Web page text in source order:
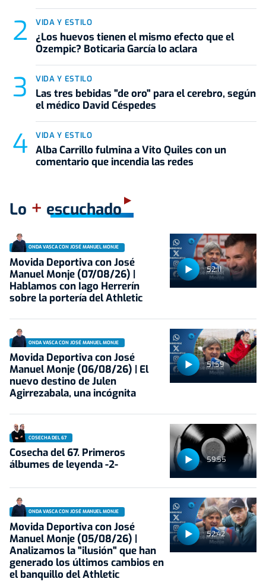
VIDA Y ESTILO
¿Los huevos tienen el mismo efecto que el
Ozempic? Boticaria García lo aclara
VIDA Y ESTILO
Las tres bebidas "de oro" para el cerebro, según
el médico David Céspedes
VIDA Y ESTILO
Alba Carrillo fulmina a Vito Quiles con un
comentario que incendia las redes
Lo + escuchado
52:11
ONDA VASCA CON JOSÉ MANUEL MONJE
Movida Deportiva con José
Manuel Monje (07/08/26) |
Hablamos con Iago Herrerín
sobre la portería del Athletic
51:59
ONDA VASCA CON JOSÉ MANUEL MONJE
Movida Deportiva con José
Manuel Monje (06/08/26) | El
nuevo destino de Julen
Agirrezabala, una incógnita
59:55
COSECHA DEL 67
Cosecha del 67. Primeros
álbumes de leyenda -2-
52:42
ONDA VASCA CON JOSÉ MANUEL MONJE
Movida Deportiva con José
Manuel Monje (05/08/26) |
Analizamos la "ilusión" que han
generado los últimos cambios en
el banquillo del Athletic